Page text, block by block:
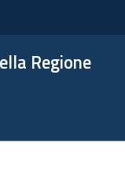
Regione